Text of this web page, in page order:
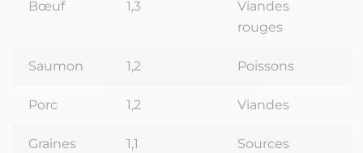
Bœuf 1,3
Viandes
rouges
Saumon 1,2 Poissons
Porc 1,2 Viandes
Graines
1,1
Sources